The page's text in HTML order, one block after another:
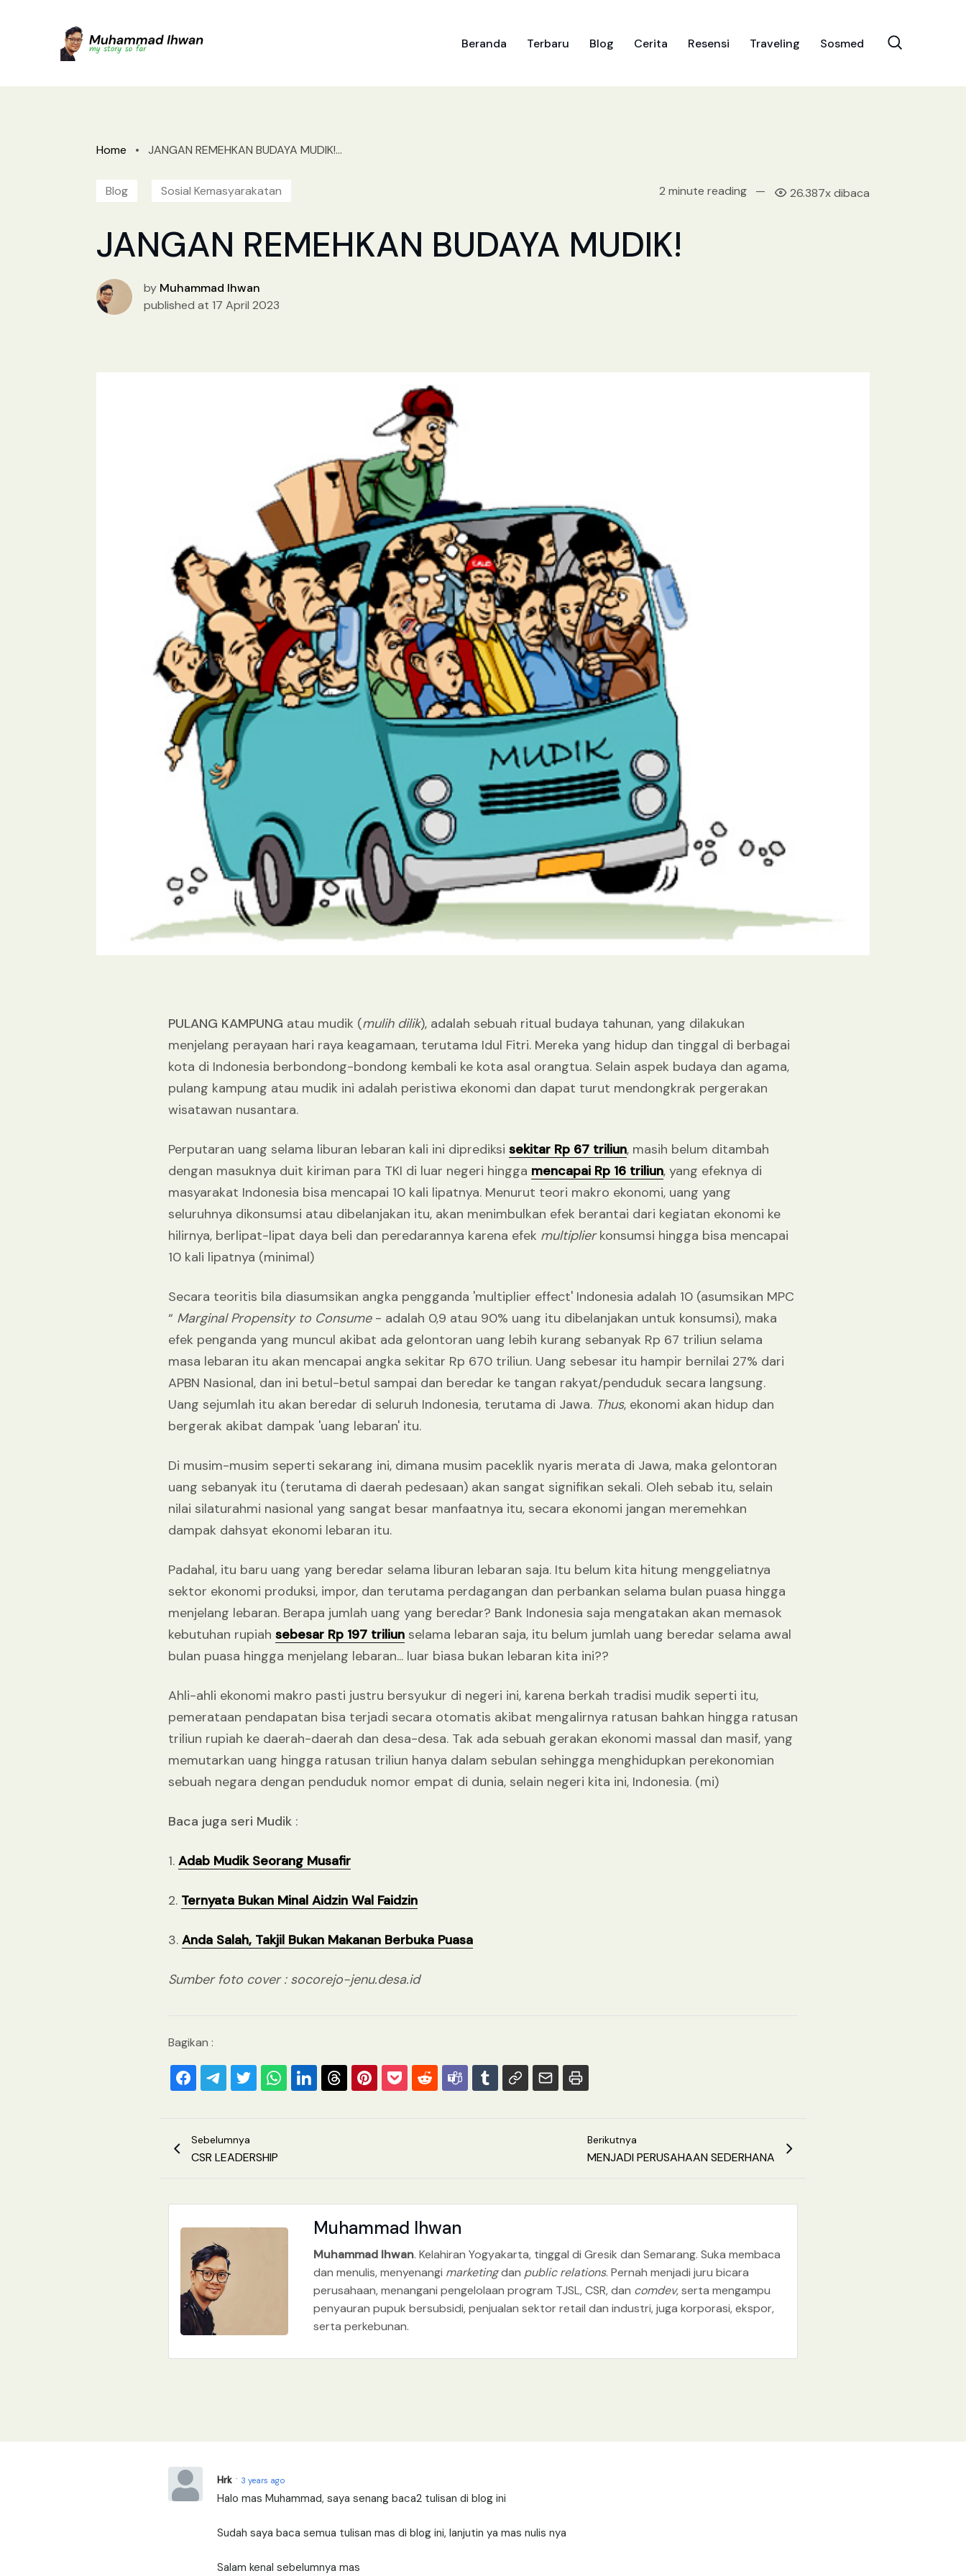
Beranda Terbaru Blog Cerita Resensi Traveling Sosmed
Home • JANGAN REMEHKAN BUDAYA MUDIK!...
Blog Sosial Kemasyarakatan 2 minute reading — 26.387x dibaca
JANGAN REMEHKAN BUDAYA MUDIK!
by Muhammad Ihwan
published at 17 April 2023
PULANG KAMPUNG atau mudik (mulih dilik), adalah sebuah ritual budaya tahunan, yang dilakukan
menjelang perayaan hari raya keagamaan, terutama Idul Fitri. Mereka yang hidup dan tinggal di berbagai
kota di Indonesia berbondong-bondong kembali ke kota asal orangtua. Selain aspek budaya dan agama,
pulang kampung atau mudik ini adalah peristiwa ekonomi dan dapat turut mendongkrak pergerakan
wisatawan nusantara.
Perputaran uang selama liburan lebaran kali ini diprediksi sekitar Rp 67 triliun, masih belum ditambah
dengan masuknya duit kiriman para TKI di luar negeri hingga mencapai Rp 16 triliun, yang efeknya di
masyarakat Indonesia bisa mencapai 10 kali lipatnya. Menurut teori makro ekonomi, uang yang
seluruhnya dikonsumsi atau dibelanjakan itu, akan menimbulkan efek berantai dari kegiatan ekonomi ke
hilirnya, berlipat-lipat daya beli dan peredarannya karena efek multiplierkonsumsi hingga bisa mencapai
10 kali lipatnya (minimal)
Secara teoritis bila diasumsikan angka pengganda 'multiplier effect' Indonesia adalah 10 (asumsikan MPC
“ Marginal Propensity to Consume- adalah 0,9 atau 90% uang itu dibelanjakan untuk konsumsi), maka
efek penganda yang muncul akibat ada gelontoran uang lebih kurang sebanyak Rp 67 triliun selama
masa lebaran itu akan mencapai angka sekitar Rp 670 triliun. Uang sebesar itu hampir bernilai 27% dari
APBN Nasional, dan ini betul-betul sampai dan beredar ke tangan rakyat/penduduk secara langsung.
Uang sejumlah itu akan beredar di seluruh Indonesia, terutama di Jawa. Thus, ekonomi akan hidup dan
bergerak akibat dampak 'uang lebaran' itu.
Di musim-musim seperti sekarang ini, dimana musim paceklik nyaris merata di Jawa, maka gelontoran
uang sebanyak itu (terutama di daerah pedesaan) akan sangat signifikan sekali. Oleh sebab itu, selain
nilai silaturahmi nasional yang sangat besar manfaatnya itu, secara ekonomi jangan meremehkan
dampak dahsyat ekonomi lebaran itu.
Padahal, itu baru uang yang beredar selama liburan lebaran saja. Itu belum kita hitung menggeliatnya
sektor ekonomi produksi, impor, dan terutama perdagangan dan perbankan selama bulan puasa hingga
menjelang lebaran. Berapa jumlah uang yang beredar? Bank Indonesia saja mengatakan akan memasok
kebutuhan rupiah sebesar Rp 197 triliun selama lebaran saja, itu belum jumlah uang beredar selama awal
bulan puasa hingga menjelang lebaran... luar biasa bukan lebaran kita ini??
Ahli-ahli ekonomi makro pasti justru bersyukur di negeri ini, karena berkah tradisi mudik seperti itu,
pemerataan pendapatan bisa terjadi secara otomatis akibat mengalirnya ratusan bahkan hingga ratusan
triliun rupiah ke daerah-daerah dan desa-desa. Tak ada sebuah gerakan ekonomi massal dan masif, yang
memutarkan uang hingga ratusan triliun hanya dalam sebulan sehingga menghidupkan perekonomian
sebuah negara dengan penduduk nomor empat di dunia, selain negeri kita ini, Indonesia. (mi)
Baca juga seri Mudik :
1. Adab Mudik Seorang Musafir
2. Ternyata Bukan Minal Aidzin Wal Faidzin
3. Anda Salah, Takjil Bukan Makanan Berbuka Puasa
Sumber foto cover : socorejo-jenu.desa.id
Bagikan :
Sebelumnya
CSR LEADERSHIP
Berikutnya
MENJADI PERUSAHAAN SEDERHANA
Muhammad Ihwan
Muhammad Ihwan. Kelahiran Yogyakarta, tinggal di Gresik dan Semarang. Suka membaca
dan menulis, menyenangi marketingdan public relations. Pernah menjadi juru bicara
perusahaan, menangani pengelolaan program TJSL, CSR, dan comdev, serta mengampu
penyauran pupuk bersubsidi, penjualan sektor retail dan industri, juga korporasi, ekspor,
serta perkebunan.
Hrk 3 years ago
Halo mas Muhammad, saya senang baca2 tulisan di blog ini
Sudah saya baca semua tulisan mas di blog ini, lanjutin ya mas nulis nya
Salam kenal sebelumnya mas